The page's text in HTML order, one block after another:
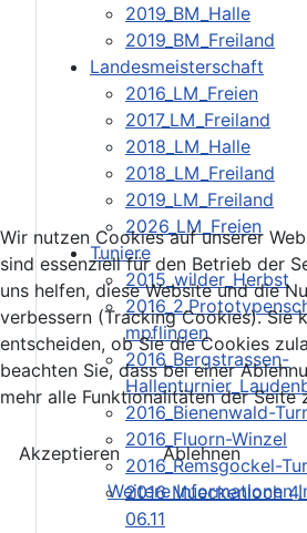
2019_BM_Halle
2019_BM_Freiland
Landesmeisterschaft
2016_LM_Freien
2017_LM_Freiland
2018_LM_Halle
2018_LM_Freiland
2019_LM_Freiland
2026_LM_Freien
Tuniere
2015_wilder_Herbst
mpflingen
2016_Bergstrassen-
2016_Bienenwald-
2016_Fluorn-Winzel
2016_Remsgockel-
2016 Mueckenloch
06.11
Wir nutzen Cookies auf unserer
sind essenziell für den Betrieb der
uns helfen, diese Website und die
verbessern (Tracking Cookies). Sie
entscheiden, ob Sie die Cookies
beachten Sie, dass bei einer
mehr alle Funktionalitäten der Seite
Akzeptieren
Ablehnen
Weitere Informationen